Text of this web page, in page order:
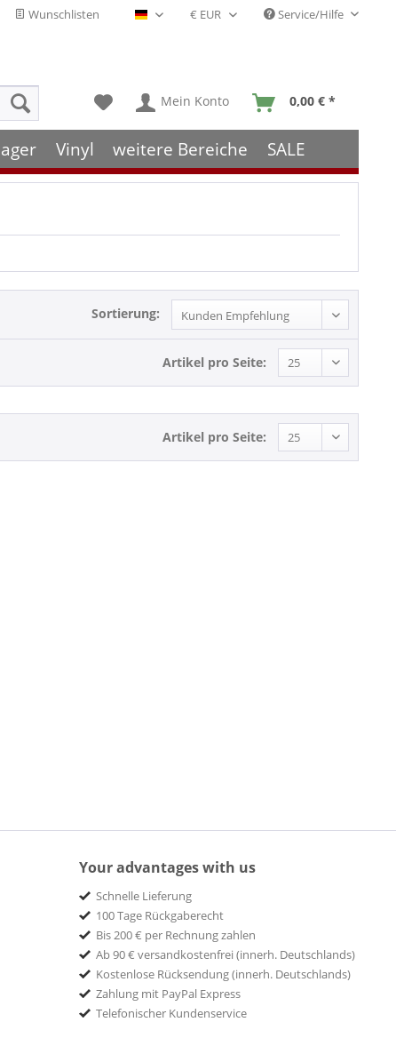
Wunschlisten Deutsch - DE Service/Hilfe
Mein Konto 0,00 € *
Vinyl weitere Bereiche SALE
Sortierung:
Artikel pro Seite:
Artikel pro Seite:
Your advantages with us
Schnelle Lieferung
100 Tage Rückgaberecht
Bis 200 € per Rechnung zahlen
Ab 90 € versandkostenfrei (innerh. Deutschlands)
Kostenlose Rücksendung (innerh. Deutschlands)
Zahlung mit PayPal Express
Telefonischer Kundenservice